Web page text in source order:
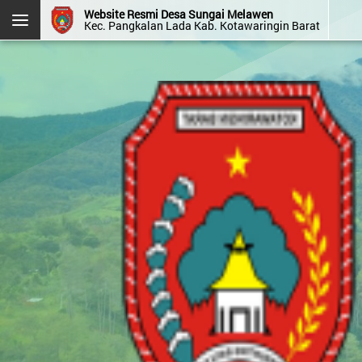
DESA SUNGAI MELAWEN
Kec. Pangkalan Lada
Login
Admin
Layanan
Mandiri
OpenSID v2607.0.0
Menu Kategori
Website Resmi Desa Sungai Melawen
Kec. Pangkalan Lada Kab. Kotawaringin Barat